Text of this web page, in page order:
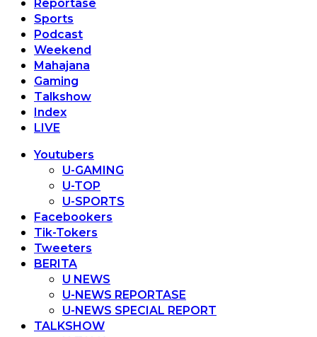
Reportase
Sports
Podcast
Weekend
Mahajana
Gaming
Talkshow
Index
LIVE
Youtubers
U-GAMING
U-TOP
U-SPORTS
Facebookers
Tik-Tokers
Tweeters
BERITA
U NEWS
U-NEWS REPORTASE
U-NEWS SPECIAL REPORT
TALKSHOW